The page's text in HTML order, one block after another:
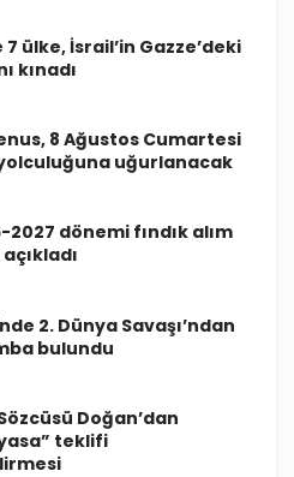
ülke, İsrail’in Gazze’deki
kınadı
8 Ağustos Cumartesi
uğurlanacak
2027 dönemi fındık alım
2. Dünya Savaşı’ndan
bulundu
Doğan’dan
teklifi